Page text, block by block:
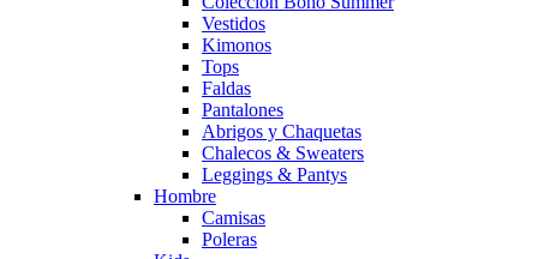
Vestidos
Kimonos
Tops
Faldas
Pantalones
Abrigos y Chaquetas
Chalecos & Sweaters
Leggings & Pantys
Hombre
Camisas
Poleras